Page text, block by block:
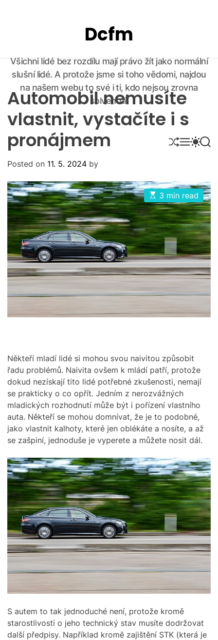
Dcfm
Všichni lidé bez rozdílu mají právo žít jako normální
slušní lidé. A protože jsme si toho vědomi, najdou
na našem webu to své i ti, kdo nejsou zrovna
solventní.
S
H
L
E
M
E
S
W
H
C
O
L
O
R
M
O
D
E
S
E
H
Automobil nemusíte
vlastnit, vystačíte i s
pronájmem
Posted on 11. 5. 2024 by
E
s
t
i
m
a
t
e
d
r
e
a
d
t
m
e
3 min read
Někteří mladí lidé si mohou svou naivitou způsobit
řadu problémů. Naivita ovšem k mládí patří, protože
dokud nezískají tito lidé potřebné zkušenosti, nemají
se prakticky o co opřít. Jedním z nerozvážných
mladických rozhodnutí může být i pořízení vlastního
auta. Někteří se mohou domnívat, že je to podobné,
jako vlastnit kalhoty, které jen oblékáte a nosíte, a až
se zašpiní, jednoduše je vyperete a můžete nosit dál.
S autem to tak jednoduché není, protože kromě
starostlivosti o jeho technický stav musíte dodržovat
další předpisy. Například kromě zajištění STK (která je